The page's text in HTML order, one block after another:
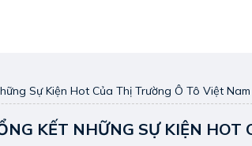
Sự Kiện Hot Của Thị Trường Ô Tô Việt
KẾT NHỮNG SỰ KIỆN